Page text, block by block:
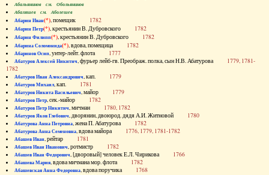
Абальянинов см. Обольянинов
Абаляшев см. Аболешев
Абарин Иван(*), помещик 1782
Абарин Петр(*), крестьянин В. Дубровского 1782
Абарин Филипп(*), крестьянин В. Дубровского 1782
Абарина Соломонида(*), вдова, помещица 1782
Абаринов Осип, унтер-лейт. флота 1777
Абатуров Алексей Никитич, фурьер лейб-гв. Преображ. полка, сын Н.В. Абатурова 1779, 1781-
1782
Абатуров Иван Александрович, кап. 1779
Абатуров Михаил, кап. 1781
Абатуров Никита Васильевич, майор 1779
Абатуров Петр, сек.-майор 1782
Абатуров Петр Никитич, мичман 1780, 1782
Абатуров Яков Глебович, дворянин, двоюрод. дядя А.И. Житновой 1780
Абатурова Анна Петровна, жена П. Абатурова 1782
Абатурова Анна Семеновна, вдова майора 1776, 1779, 1781-1782
Абашев Иван, рейтар 1781
Абашев Иван Иванович, ротмистр 1782
Абашев Иван Федорович, [дворовый] человек Е.Л. Чирикова 1766
Абашева Мария, вдова мичмана мор. флота 1782
Абашевская Анна Федоровна, вдова поручика 1768